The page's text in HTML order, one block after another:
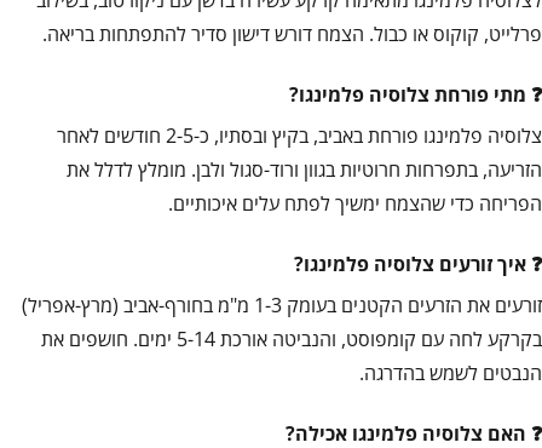
פרלייט, קוקוס או כבול. הצמח דורש דישון סדיר להתפתחות בריאה.
מתי פורחת צלוסיה פלמינגו?
צלוסיה פלמינגו פורחת באביב, בקיץ ובסתיו, כ-2-5 חודשים לאחר
הזריעה, בתפרחות חרוטיות בגוון ורוד-סגול ולבן. מומלץ לדלל את
הפריחה כדי שהצמח ימשיך לפתח עלים איכותיים.
איך זורעים צלוסיה פלמינגו?
זורעים את הזרעים הקטנים בעומק 1-3 מ"מ בחורף-אביב (מרץ-אפריל)
בקרקע לחה עם קומפוסט, והנביטה אורכת 5-14 ימים. חושפים את
הנבטים לשמש בהדרגה.
האם צלוסיה פלמינגו אכילה?